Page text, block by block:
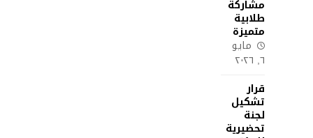
مشاركة
طلابية
متميزة
مايو
٦, ٢٠٢٦
قرار
تشكيل
لجنة
تحضيرية